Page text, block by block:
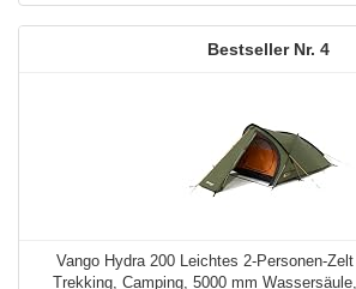
4
Vango Hydra 200 Leichtes 2-Personen-
Trekking, Camping, 5000 mm